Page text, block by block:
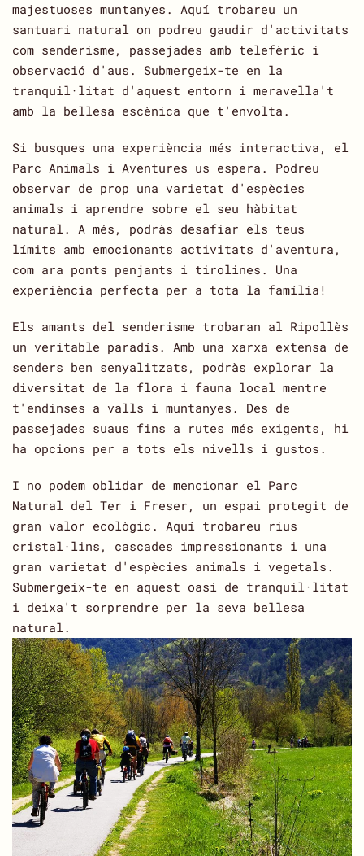
majestuoses muntanyes. Aquí trobareu un
santuari natural on podreu gaudir d'activitats
com senderisme, passejades amb telefèric i
observació d'aus. Submergeix-te en la
tranquil·litat d'aquest entorn i meravella't
amb la bellesa escènica que t'envolta.
Si busques una experiència més interactiva, el
Parc Animals i Aventures us espera. Podreu
observar de prop una varietat d'espècies
animals i aprendre sobre el seu hàbitat
natural. A més, podràs desafiar els teus
límits amb emocionants activitats d'aventura,
com ara ponts penjants i tirolines. Una
experiència perfecta per a tota la família!
Els amants del senderisme trobaran al Ripollès
un veritable paradís. Amb una xarxa extensa de
senders ben senyalitzats, podràs explorar la
diversitat de la flora i fauna local mentre
t'endinses a valls i muntanyes. Des de
passejades suaus fins a rutes més exigents, hi
ha opcions per a tots els nivells i gustos.
I no podem oblidar de mencionar el Parc
Natural del Ter i Freser, un espai protegit de
gran valor ecològic. Aquí trobareu rius
cristal·lins, cascades impressionants i una
gran varietat d'espècies animals i vegetals.
Submergeix-te en aquest oasi de tranquil·litat
i deixa't sorprendre per la seva bellesa
natural.
BTT RIPOLLÈS